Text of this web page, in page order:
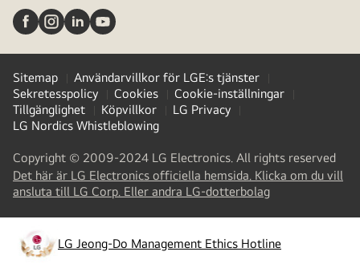
Sitemap
Användarvillkor för LGE:s tjänster
Sekretesspolicy
Cookies
Cookie-inställningar
Tillgänglighet
Köpvillkor
LG Privacy
LG Nordics Whistleblowing
Copyright © 2009-2024 LG Electronics. All rights reserved
Det här är LG Electronics officiella hemsida. Klicka om du vill
ansluta till LG Corp. Eller andra LG-dotterbolag(
a
new
tab
LG Jeong-Do Management Ethics Hotline
opens